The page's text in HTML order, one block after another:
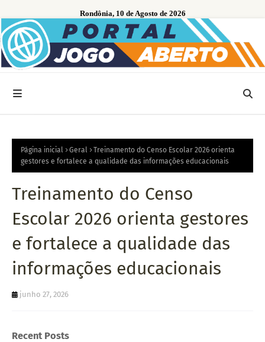
Rondônia, 10 de Agosto de 2026
Página inicial Geral
Treinamento do Censo Escolar 2026 orienta
gestores e fortalece a qualidade das informações educacionais
Treinamento do Censo
Escolar 2026 orienta gestores
e fortalece a qualidade das
informações educacionais
junho 27, 2026
Recent Posts